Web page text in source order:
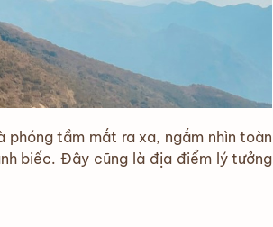
tầm mắt ra xa, ngắm nhìn toàn
biếc. Đây cũng là địa điểm lý tưởng